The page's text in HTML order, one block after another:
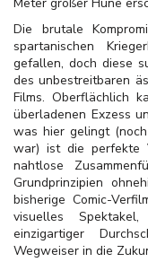
Die brutale
spartanischen
gefallen, doch diese
des unbestreitbaren
Films. Oberflächlich
überladenen Exzess
was hier gelingt
war) ist die perfekte
nahtlose
Grundprinzipien
bisherige Comic-
visuelles
einzigartiger
Wegweiser in die